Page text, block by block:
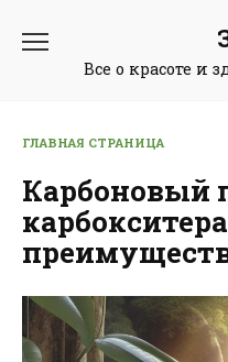
содержаниюВсе о красоте и
ГЛАВНАЯ СТРАНИЦА
Карбоновый